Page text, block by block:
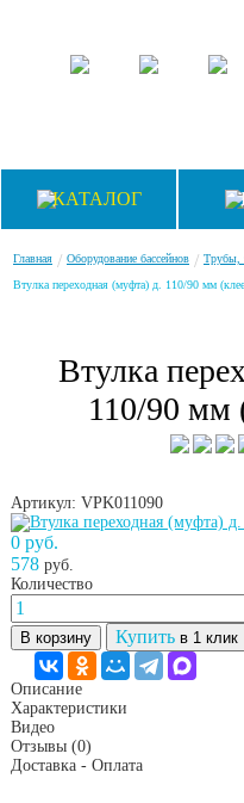
КАТАЛОГ
Главная / Оборудование бассейнов / Трубы,
Втулка переходная (муфта) д. 110/90 мм
Втулка
110/90 мм
Артикул: VPK011090
0 руб.
578 руб.
Количество
В корзину Купить в 1 клик
Описание
Характеристики
Видео
Отзывы (0)
Доставка - Оплата